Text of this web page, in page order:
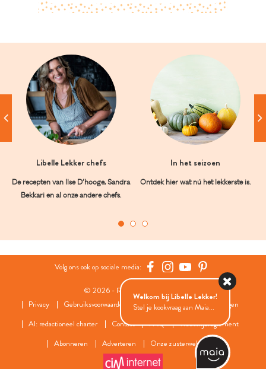
Libelle Lekker chefs
De recepten van Ilse D’hooge, Sandra
Bekkari en al onze andere chefs.
In het seizoen
Ontdek hier wat nú het lekkerste is.
Volg ons ook op sociale media:
© 2026 - Roularta Media Group
Privacy
Gebruiksvoorwaarden Cookies
Cookies instellingen
AI: redactioneel charter
Contact FAQ
Wedstrijdreglement
Abonneren
Adverteren Onze zusterwebsites
Welkom bij Libelle Lekker!
Stel je kookvraag aan Maia...